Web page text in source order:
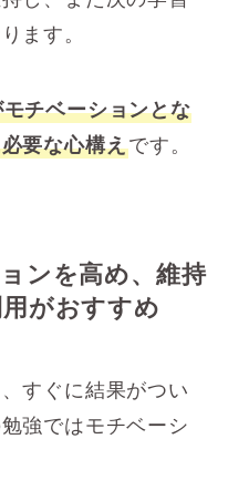
ます。
チベーションとな
要な心構えです。
ンを高め、維持
がおすすめ
すぐに結果がつい
強ではモチベーシ